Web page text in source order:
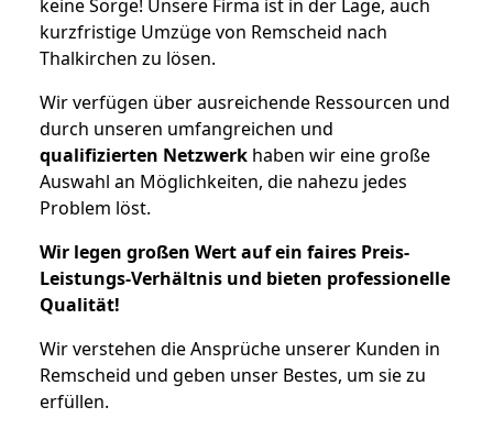
keine Sorge! Unsere Firma ist in der Lage, auch
kurzfristige Umzüge von Remscheid nach
Thalkirchen zu lösen.
Wir verfügen über ausreichende Ressourcen und
durch unseren umfangreichen und
qualifizierten Netzwerk haben wir eine große
Auswahl an Möglichkeiten, die nahezu jedes
Problem löst.
Wir legen großen Wert auf ein faires Preis-
Leistungs-Verhältnis und bieten professionelle
Qualität!
Wir verstehen die Ansprüche unserer Kunden in
Remscheid und geben unser Bestes, um sie zu
erfüllen.